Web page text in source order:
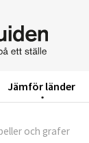
Jämför länder
och grafer